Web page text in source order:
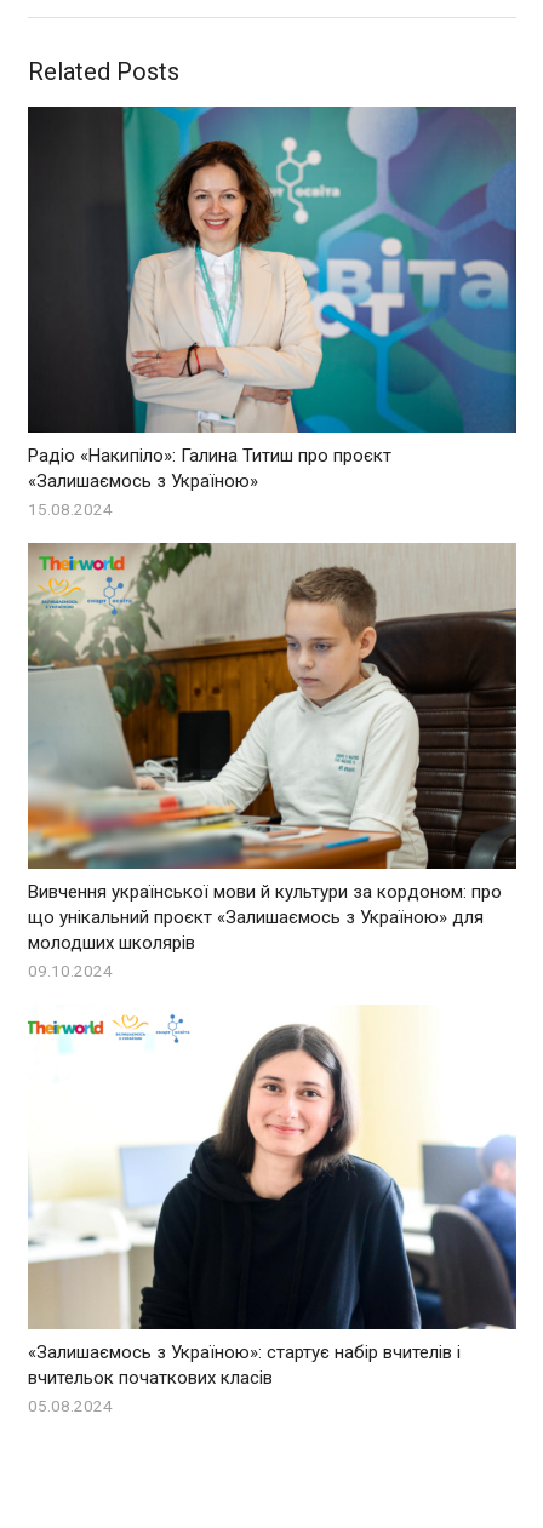
Related Posts
Радіо «Накипіло»: Галина Титиш про проєкт
«Залишаємось з Україною»
15.08.2024
Вивчення української мови й культури за кордоном: про
що унікальний проєкт «Залишаємось з Україною» для
молодших школярів
09.10.2024
«Залишаємось з Україною»: стартує набір вчителів і
вчительок початкових класів
05.08.2024